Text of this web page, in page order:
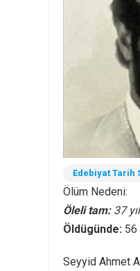
Edebiyat Tarih
Ölüm Nedeni:
Öleli tam: 37
Öldügünde: 56
Seyyid Ahmet